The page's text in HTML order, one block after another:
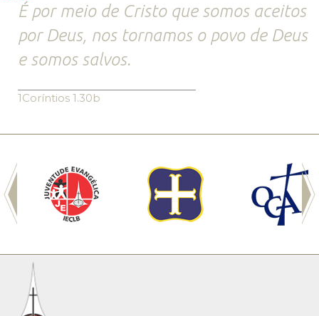
É por meio de Cristo que somos aceitos
por Deus, nos tornamos o povo de Deus
e somos salvos.
1Coríntios 1.30b